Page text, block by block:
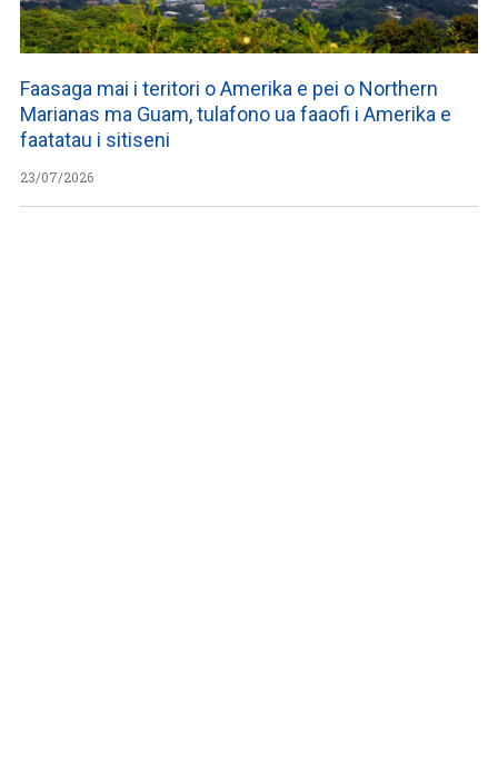
Faasaga mai i teritori o Amerika e pei o Northern
Marianas ma Guam, tulafono ua faaofi i Amerika e
faatatau i sitiseni
23/07/2026